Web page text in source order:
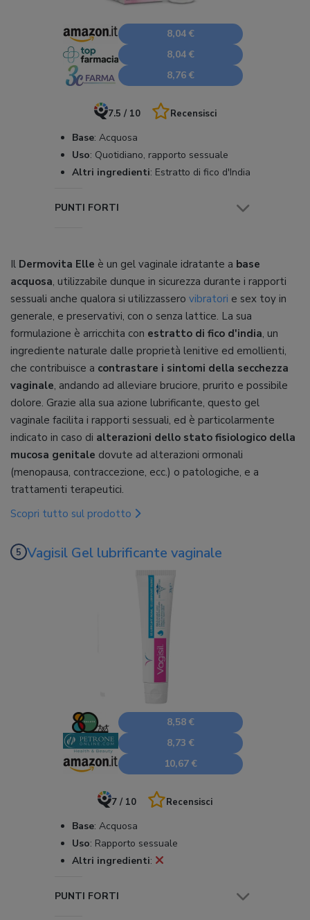
8,04 €
8,04 €
8,76 €
7.5 / 10 Recensisci
Base: Acquosa
Uso: Quotidiano, rapporto sessuale
Altri ingredienti: Estratto di fico d'India
PUNTI FORTI
Il Dermovita Elle è un gel vaginale idratante a base
acquosa, utilizzabile dunque in sicurezza durante i rapporti
sessuali anche qualora si utilizzassero vibratori e sex toy in
generale, e preservativi, con o senza lattice. La sua
formulazione è arricchita con estratto di fico d'india, un
ingrediente naturale dalle proprietà lenitive ed emollienti,
che contribuisce a contrastare i sintomi della secchezza
vaginale, andando ad alleviare bruciore, prurito e possibile
dolore. Grazie alla sua azione lubrificante, questo gel
vaginale facilita i rapporti sessuali, ed è particolarmente
indicato in caso di alterazioni dello stato fisiologico della
mucosa genitale dovute ad alterazioni ormonali
(menopausa, contraccezione, ecc.) o patologiche, e a
trattamenti terapeutici.
Scopri tutto sul prodotto
Vagisil Gel lubrificante vaginale
8,58 €
8,73 €
10,67 €
7 / 10 Recensisci
Base: Acquosa
Uso: Rapporto sessuale
Altri ingredienti:
PUNTI FORTI